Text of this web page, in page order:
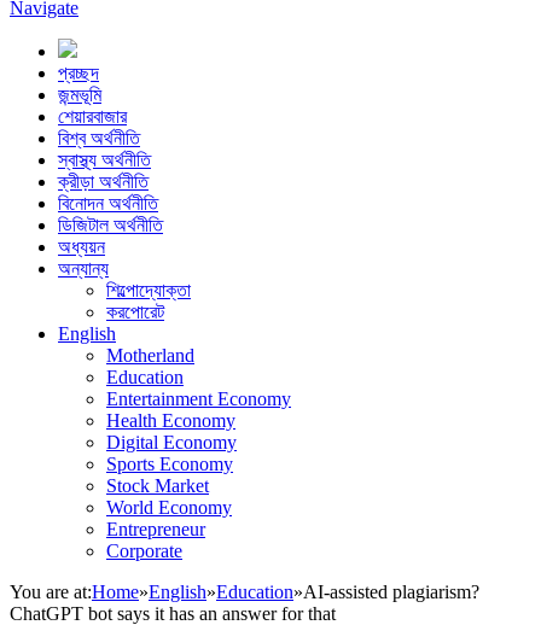
Navigate
প্রচ্ছদ
জন্মভূমি
শেয়ারবাজার
বিশ্ব অর্থনীতি
স্বাস্থ্য অর্থনীতি
ক্রীড়া অর্থনীতি
বিনোদন অর্থনীতি
ডিজিটাল অর্থনীতি
অধ্যয়ন
অন্যান্য
শিল্পোদ্যোক্তা
করপোরেট
English
Motherland
Education
Entertainment Economy
Health Economy
Digital Economy
Sports Economy
Stock Market
World Economy
Entrepreneur
Corporate
You are at:Home»English»Education»AI-assisted plagiarism?
ChatGPT bot says it has an answer for that